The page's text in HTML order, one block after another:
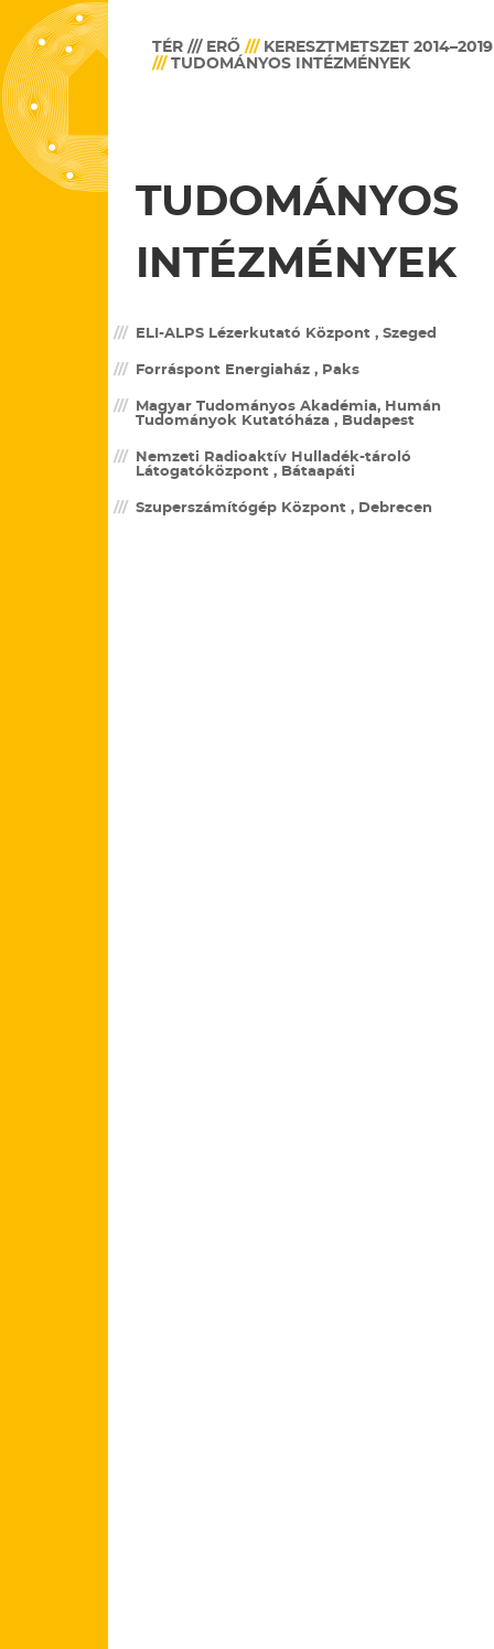
TÉR /// ERŐ /// KERESZTMETSZET 2014–2019
/// TUDOMÁNYOS INTÉZMÉNYEK
TUDOMÁNYOS
INTÉZMÉNYEK
ELI-ALPS Lézerkutató Központ , Szeged
Forráspont Energiaház , Paks
Magyar Tudományos Akadémia, Humán
Tudományok Kutatóháza , Budapest
Nemzeti Radioaktív Hulladék-tároló
Látogatóközpont , Bátaapáti
Szuperszámítógép Központ , Debrecen